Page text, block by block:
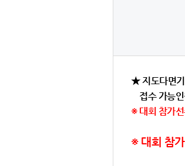
★ 지도다면
접수 가능
※ 대회 참가
※대회 참